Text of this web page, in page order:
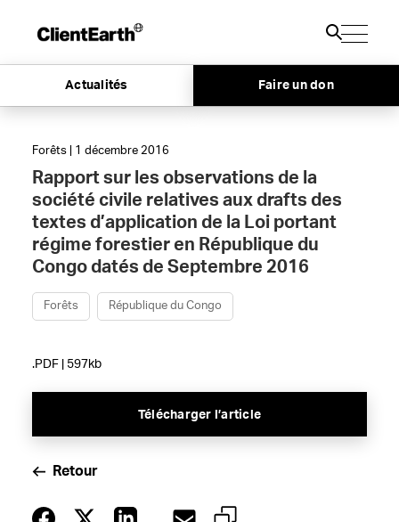
Actualités Faire un don
Forêts | 1 décembre 2016
Rapport sur les observations de la
société civile relatives aux drafts des
textes d’application de la Loi portant
régime forestier en République du
Congo datés de Septembre 2016
Forêts République du Congo
.PDF | 597kb
Télécharger l’article
Retour